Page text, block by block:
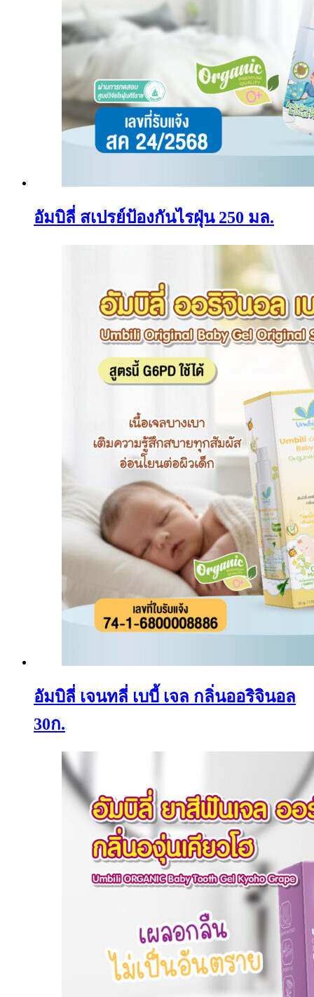
อัมบิลี่ สเปรย์ป้องกันไรฝุ่น 250 มล.
อัมบิลี่ เจนทลี่ เบบี้ เจล กลิ่นออริจินอล
30ก.